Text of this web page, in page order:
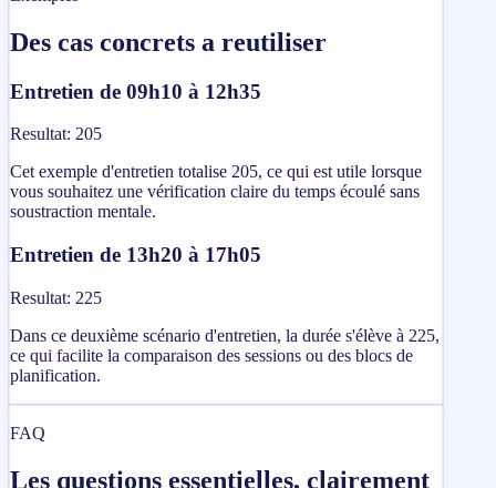
Des cas concrets a reutiliser
Entretien de 09h10 à 12h35
Resultat: 205
Cet exemple d'entretien totalise 205, ce qui est utile lorsque
vous souhaitez une vérification claire du temps écoulé sans
soustraction mentale.
Entretien de 13h20 à 17h05
Resultat: 225
Dans ce deuxième scénario d'entretien, la durée s'élève à 225,
ce qui facilite la comparaison des sessions ou des blocs de
planification.
FAQ
Les questions essentielles, clairement